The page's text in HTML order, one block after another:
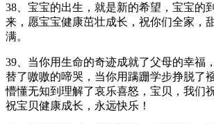
38、宝宝的出生，就是新的希望，宝宝的
来，愿宝宝健康茁壮成长，祝你们全家，
满。
39、当你用生命的奇迹成就了父母的幸福
替了嗷嗷的啼哭，当你用蹒跚学步挣脱了
懵懂无知到理解了哀乐喜怒，宝贝，我们
祝宝贝健康成长，永远快乐！